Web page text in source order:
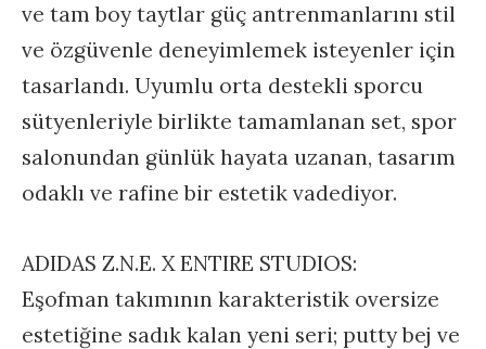
ve tam boy taytlar güç antrenmanlarını stil
ve özgüvenle deneyimlemek isteyenler için
tasarlandı. Uyumlu orta destekli sporcu
sütyenleriyle birlikte tamamlanan set, spor
salonundan günlük hayata uzanan, tasarım
odaklı ve rafine bir estetik vadediyor.
ADIDAS Z.N.E. X ENTIRE STUDIOS:
Eşofman takımının karakteristik oversize
estetiğine sadık kalan yeni seri; putty bej ve